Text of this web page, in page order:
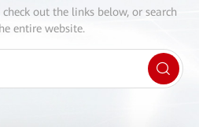
check out the links below, or search
entire website.